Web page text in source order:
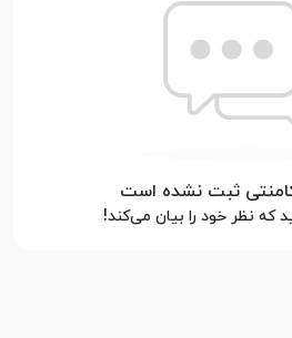
ثبت نشده است
که نظر خود را بیان می‌کند!